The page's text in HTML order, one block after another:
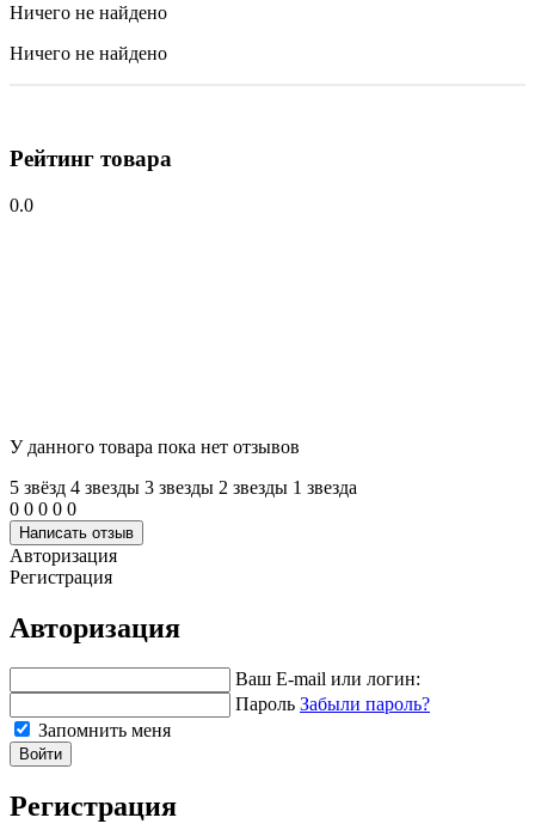
Ничего не найдено
Ничего не найдено
Рейтинг товара
0.0
У данного товара пока нет отзывов
5 звёзд 4 звeзды 3 звeзды 2 звeзды 1 звeзда
0 0 0 0 0
Написать отзыв
Авторизация
Регистрация
Авторизация
Ваш E-mail или логин:
Пароль Забыли пароль?
Запомнить меня
Войти
Регистрация